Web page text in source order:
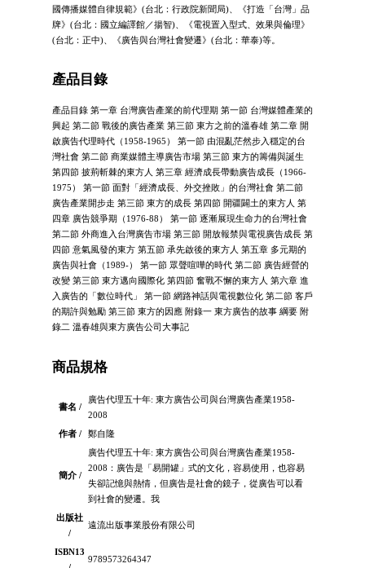
國傳播媒體自律規範》(台北：行政院新聞局)、《打造「台灣」品
牌》(台北：國立編譯館／揚智)、《電視置入型式、效果與倫理》
(台北：正中)、《廣告與台灣社會變遷》(台北：華泰)等。
產品目錄
產品目錄 第一章 台灣廣告產業的前代理期 第一節 台灣媒體產業的
興起 第二節 戰後的廣告產業 第三節 東方之前的溫春雄 第二章 開
啟廣告代理時代（1958-1965） 第一節 由混亂茫然步入穩定的台
灣社會 第二節 商業媒體主導廣告市場 第三節 東方的籌備與誕生
第四節 披荊斬棘的東方人 第三章 經濟成長帶動廣告成長（1966-
1975） 第一節 面對「經濟成長、外交挫敗」的台灣社會 第二節
廣告產業開步走 第三節 東方的成長 第四節 開疆闢土的東方人 第
四章 廣告競爭期（1976-88） 第一節 逐漸展現生命力的台灣社會
第二節 外商進入台灣廣告市場 第三節 開放報禁與電視廣告成長 第
四節 意氣風發的東方 第五節 承先啟後的東方人 第五章 多元期的
廣告與社會（1989-） 第一節 眾聲喧嘩的時代 第二節 廣告經營的
改變 第三節 東方邁向國際化 第四節 奮戰不懈的東方人 第六章 進
入廣告的「數位時代」 第一節 網路神話與電視數位化 第二節 客戶
的期許與勉勵 第三節 東方的因應 附錄一 東方廣告的故事 綱要 附
錄二 溫春雄與東方廣告公司大事記
商品規格
書名 /
廣告代理五十年: 東方廣告公司與台灣廣告產業1958-
2008
作者 /
鄭自隆
簡介 /
廣告代理五十年: 東方廣告公司與台灣廣告產業1958-
2008：廣告是「易開罐」式的文化，容易使用，也容易
失卻記憶與熱情，但廣告是社會的鏡子，從廣告可以看
到社會的變遷。我
出版社
/
遠流出版事業股份有限公司
ISBN13
9789573264347